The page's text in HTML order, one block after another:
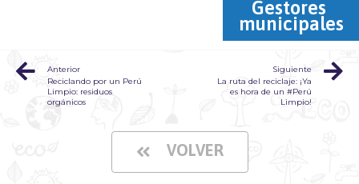
Gestores
municipales
Anterior
Reciclando por un Perú
Limpio: residuos
orgánicos
Siguiente
La ruta del reciclaje: ¡Ya
es hora de un #Perú
Limpio!
VOLVER